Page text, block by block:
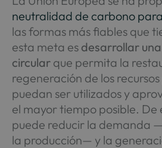
neutralidad de carbono
las formas más fiables que
esta meta es desarrollar
circularque permita la
regeneración de los
puedan ser utilizados y
el mayor tiempo posible. De
puede reducir la demanda
la producción— y la